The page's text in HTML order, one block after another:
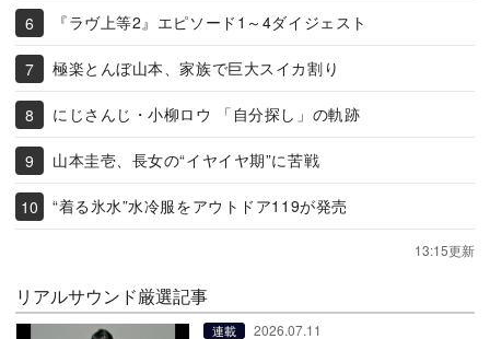
『ラヴ上等2』エピソード1～4ダイジェスト
極楽とんぼ山本、家族で巨大スイカ割り
にじさんじ・小柳ロウ 「自分探し」の軌跡
山本圭壱、長女の“イヤイヤ期”に苦戦
“着る氷水”水冷服をアウトドア119が発売
13:15更新
リアルサウンド厳選記事
連載 2026.07.11